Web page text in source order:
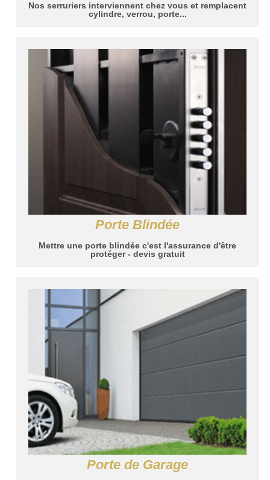
Nos serruriers interviennent chez vous et remplacent
cylindre, verrou, porte...
Porte Blindée
Mettre une porte blindée c'est l'assurance d'être
protéger - devis gratuit
Porte de Garage